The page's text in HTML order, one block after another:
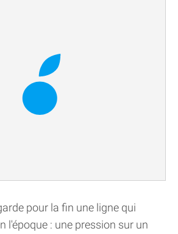
pour la fin une ligne qui
l'époque : une pression sur un